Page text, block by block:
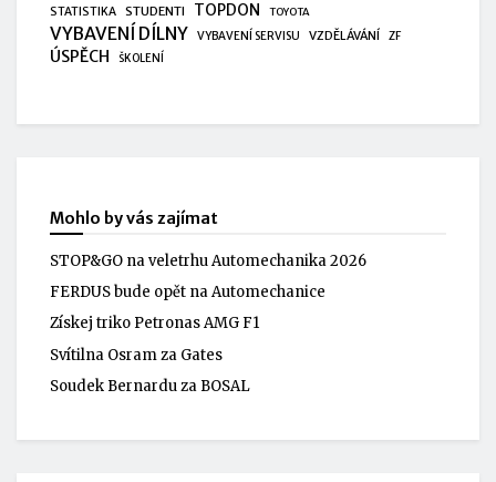
STATISTIKA STUDENTI TOPDON TOYOTA
VYBAVENÍ DÍLNY VYBAVENÍ SERVISU VZDĚLÁVÁNÍ ZF
ÚSPĚCH ŠKOLENÍ
Mohlo by vás zajímat
STOP&GO na veletrhu Automechanika 2026
FERDUS bude opět na Automechanice
Získej triko Petronas AMG F1
Svítilna Osram za Gates
Soudek Bernardu za BOSAL